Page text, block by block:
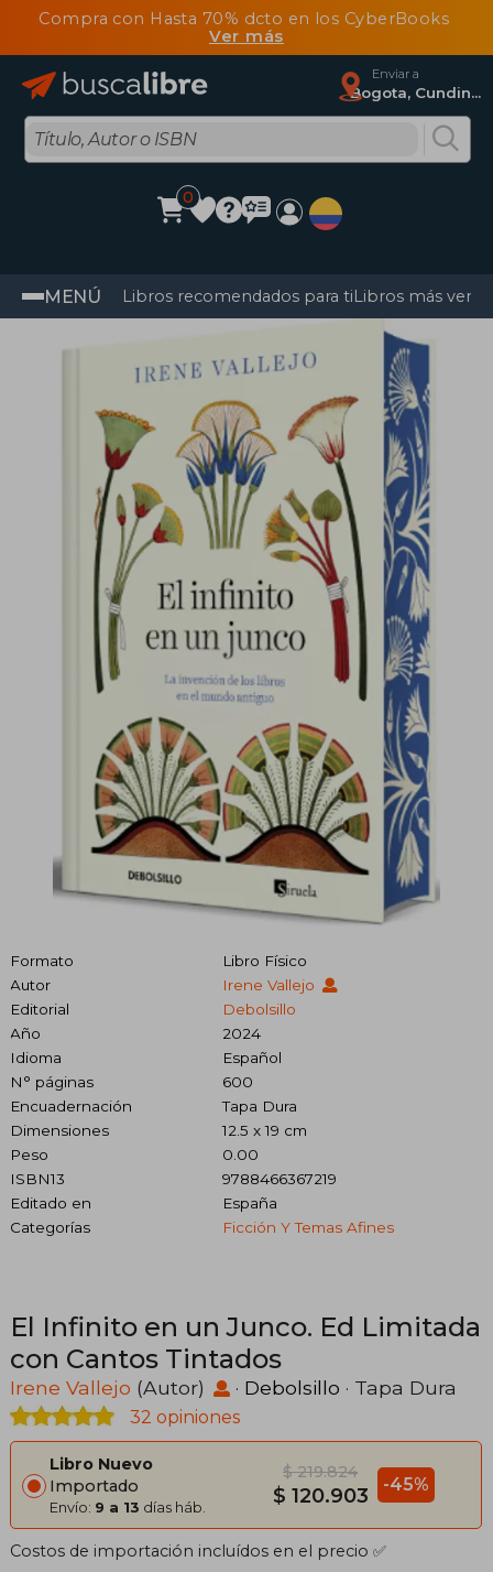
Compra con Hasta 70% dcto en los CyberBooks
Ver más
Enviar a
Bogota, Cundinamarca
0
MENÚ Libros recomendados para tiLibros más
Formato
Libro Físico
Autor
Irene Vallejo
Editorial
Debolsillo
Año
2024
Idioma
Español
N° páginas
600
Encuadernación
Tapa Dura
Dimensiones
12.5 x 19 cm
Peso
0.00
ISBN13
9788466367219
Editado en
España
Categorías
Ficción Y Temas Afines
El Infinito en un Junco. Ed Limitada
con Cantos Tintados
Irene Vallejo (Autor) · Debolsillo · Tapa Dura
32 opiniones
Libro Nuevo
Importado
Envío: 9 a 13 días háb.
$ 219.824
$ 120.903 -45%
Costos de importación incluídos en el precio ✅